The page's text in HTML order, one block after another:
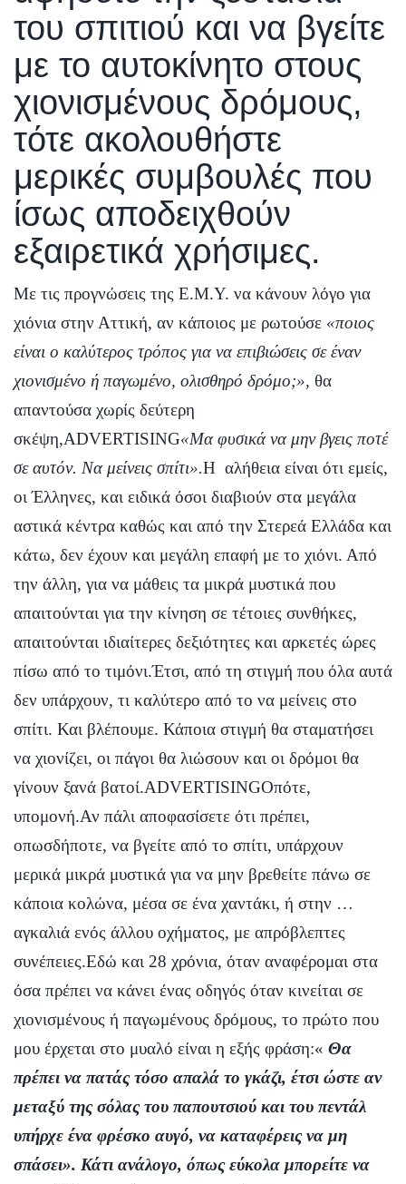
του σπιτιού και να βγείτε
με το αυτοκίνητο στους
χιονισμένους δρόμους,
τότε ακολουθήστε
μερικές συμβουλές που
ίσως αποδειχθούν
εξαιρετικά χρήσιμες.
Με τις προγνώσεις της Ε.Μ.Υ. να κάνουν λόγο για
χιόνια στην Αττική, αν κάποιος με ρωτούσε «ποιος
είναι ο καλύτερος τρόπος για να επιβιώσεις σε έναν
χιονισμένο ή παγωμένο, ολισθηρό δρόμο;», θα
απαντούσα χωρίς δεύτερη
σκέψη,ADVERTISING«Μα φυσικά να μην βγεις ποτέ
σε αυτόν. Να μείνεις σπίτι».H αλήθεια είναι ότι εμείς,
οι Έλληνες, και ειδικά όσοι διαβιούν στα μεγάλα
αστικά κέντρα καθώς και από την Στερεά Ελλάδα και
κάτω, δεν έχουν και μεγάλη επαφή με το χιόνι. Από
την άλλη, για να μάθεις τα μικρά μυστικά που
απαιτούνται για την κίνηση σε τέτοιες συνθήκες,
απαιτούνται ιδιαίτερες δεξιότητες και αρκετές ώρες
πίσω από το τιμόνι.Έτσι, από τη στιγμή που όλα αυτά
δεν υπάρχουν, τι καλύτερο από το να μείνεις στο
σπίτι. Και βλέπουμε. Κάποια στιγμή θα σταματήσει
να χιονίζει, οι πάγοι θα λιώσουν και οι δρόμοι θα
γίνουν ξανά βατοί.ADVERTISINGΟπότε,
υπομονή.Αν πάλι αποφασίσετε ότι πρέπει,
οπωσδήποτε, να βγείτε από το σπίτι, υπάρχουν
μερικά μικρά μυστικά για να μην βρεθείτε πάνω σε
κάποια κολώνα, μέσα σε ένα χαντάκι, ή στην …
αγκαλιά ενός άλλου οχήματος, με απρόβλεπτες
συνέπειες.Εδώ και 28 χρόνια, όταν αναφέρομαι στα
όσα πρέπει να κάνει ένας οδηγός όταν κινείται σε
χιονισμένους ή παγωμένους δρόμους, το πρώτο που
μου έρχεται στο μυαλό είναι η εξής φράση:« Θα
πρέπει να πατάς τόσο απαλά το γκάζι, έτσι ώστε αν
μεταξύ της σόλας του παπουτσιού και του πεντάλ
υπήρχε ένα φρέσκο αυγό, να καταφέρεις να μη
σπάσει». Κάτι ανάλογο, όπως εύκολα μπορείτε να